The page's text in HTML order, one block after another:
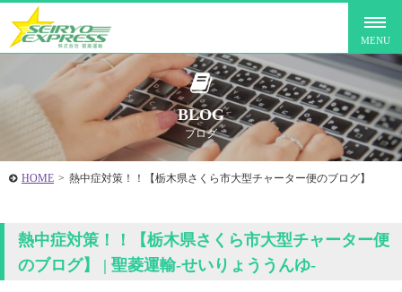
BLOG
ブログ
HOME > 熱中症対策！！【栃木県さくら市大型チャーター便のブログ】
熱中症対策！！【栃木県さくら市大型チャーター便
のブログ】 | 聖菱運輸-せいりょううんゆ-